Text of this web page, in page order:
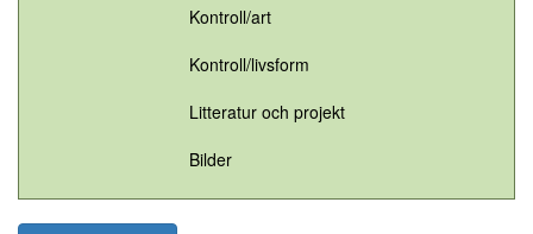
Kontroll/art
Kontroll/livsform
Litteratur och projekt
Bilder